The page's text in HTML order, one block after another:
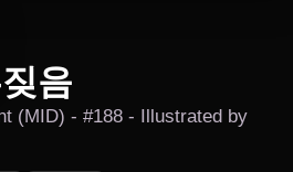
음
(MID) - #188 - Illustrated by